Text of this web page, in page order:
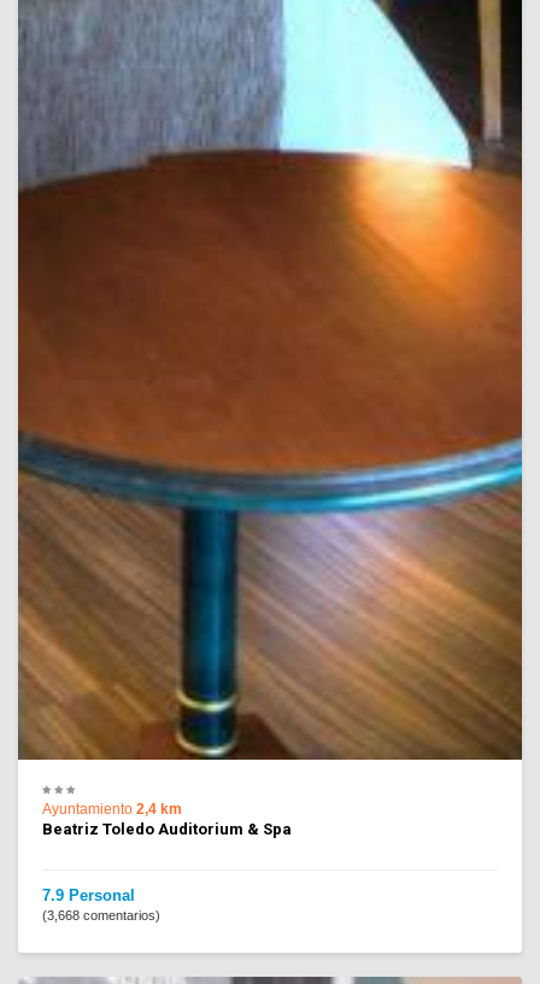
Ayuntamiento 2,4 km
Beatriz Toledo Auditorium & Spa
7.9 Personal
(3,668 comentarios)